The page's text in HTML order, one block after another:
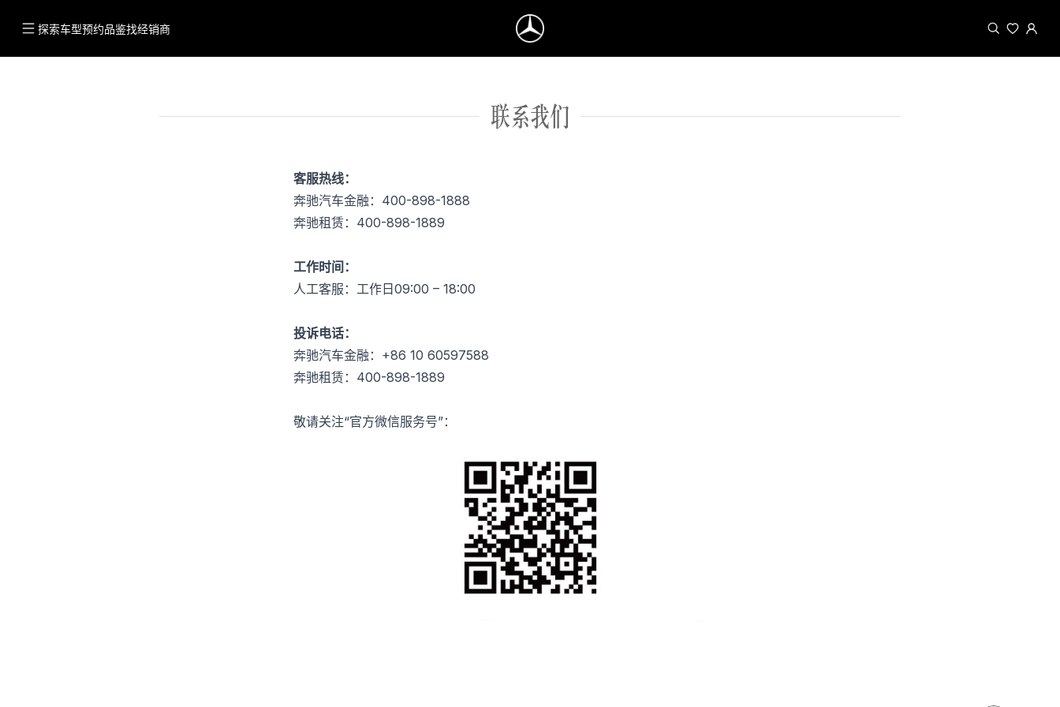
探索车型预约品鉴找经销商
联系我们
客服热线：
奔驰汽车金融：400-898-1888
奔驰租赁：400-898-1889
工作时间：
人工客服：工作日09:00 – 18:00
投诉电话：
奔驰汽车金融：+86 10 60597588
奔驰租赁：400-898-1889
敬请关注“官方微信服务号”：